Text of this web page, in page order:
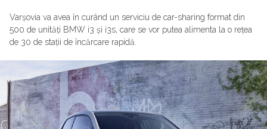
Varșovia va avea în curând un serviciu de car-sharing format din
500 de unități BMW i3 și i3s, care se vor putea alimenta la o rețea
de 30 de stații de încărcare rapidă.